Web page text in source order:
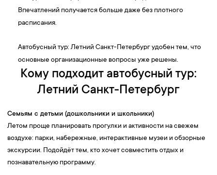
Впечатлений получается больше даже без плотного
расписания.
Автобусный тур: Летний Санкт-Петербург удобен тем, что
основные организационные вопросы уже решены.
Кому подходит автобусный тур:
Летний Санкт-Петербург
Семьям с детьми (дошкольники и школьники)
Летом проще планировать прогулки и активности на свежем
воздухе: парки, набережные, интерактивные музеи и обзорные
экскурсии. Подойдёт тем, кто хочет совместить отдых и
познавательную программу.